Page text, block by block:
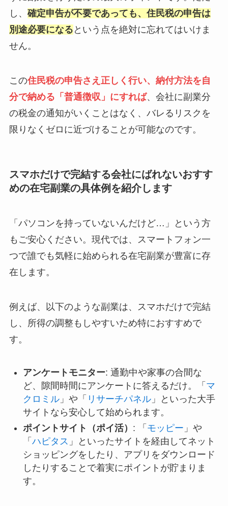
し、 確定申告が不要であっても、住民税の申告は
別途必要になる という点を絶対に忘れてはいけま
せん。
この住民税の申告さえ正しく行い、納付方法を自
分で納める「普通徴収」にすれば、会社に副業分
の税金の通知がいくことはなく、バレるリスクを
限りなくゼロに近づけることが可能なのです。
スマホだけで完結する会社にばれないおすす
めの在宅副業の具体例を紹介します
「パソコンを持っていないんだけど…」という方
もご安心ください。現代では、スマートフォン一
つで誰でも気軽に始められる在宅副業が豊富に存
在します。
例えば、以下のような副業は、スマホだけで完結
し、所得の調整もしやすいため特におすすめで
す。
アンケートモニター: 通勤中や家事の合間な
ど、隙間時間にアンケートに答えるだけ。「 マ
クロミル」や「 リサーチパネル」といった大手
サイトなら安心して始められます。
ポイントサイト（ポイ活） : 「 モッピー 」や
「 ハピタス 」といったサイトを経由してネット
ショッピングをしたり、アプリをダウンロード
したりすることで着実にポイントが貯まりま
す。